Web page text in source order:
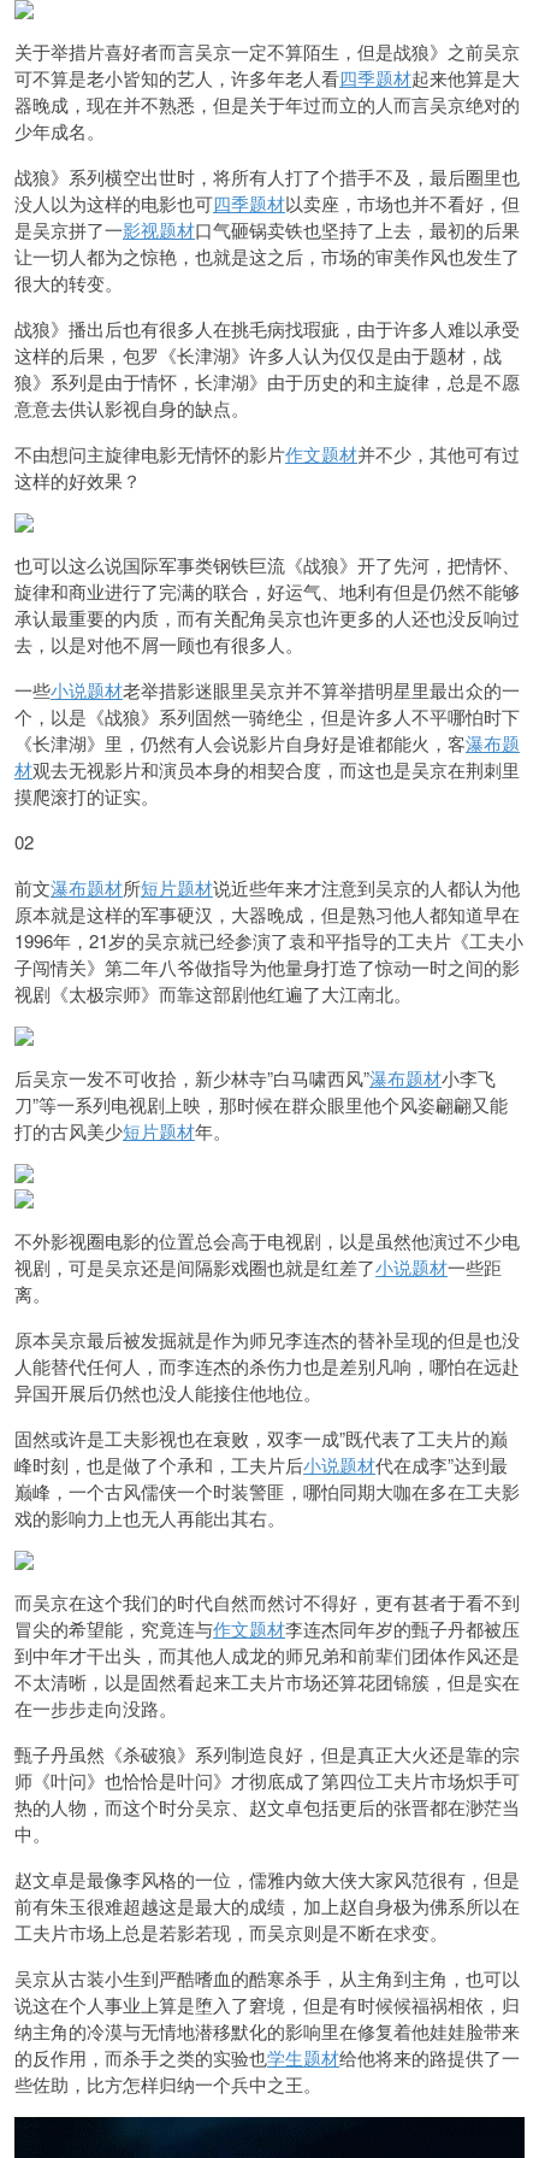
关于举措片喜好者而言吴京一定不算陌生，但是战狼》之前吴京
可不算是老小皆知的艺人，许多年老人看四季题材起来他算是大
器晚成，现在并不熟悉，但是关于年过而立的人而言吴京绝对的
少年成名。
战狼》系列横空出世时，将所有人打了个措手不及，最后圈里也
没人以为这样的电影也可四季题材以卖座，市场也并不看好，但
是吴京拼了一影视题材口气砸锅卖铁也坚持了上去，最初的后果
让一切人都为之惊艳，也就是这之后，市场的审美作风也发生了
很大的转变。
战狼》播出后也有很多人在挑毛病找瑕疵，由于许多人难以承受
这样的后果，包罗《长津湖》许多人认为仅仅是由于题材，战
狼》系列是由于情怀，长津湖》由于历史的和主旋律，总是不愿
意意去供认影视自身的缺点。
不由想问主旋律电影无情怀的影片作文题材并不少，其他可有过
这样的好效果？
也可以这么说国际军事类钢铁巨流《战狼》开了先河， 把情怀、
旋律和商业进行了完满的联合， 好运气、地利有但是仍然不能够
承认最重要的内质，而有关配角吴京也许更多的人还也没反响过
去，以是对他不屑一顾也有很多人。
一些小说题材老举措影迷眼里吴京并不算举措明星里最出众的一
个，以是《战狼》系列固然一骑绝尘，但是许多人不平哪怕时下
《长津湖》里，仍然有人会说影片自身好是谁都能火，客瀑布题
材观去无视影片和演员本身的相契合度，而这也是吴京在荆刺里
摸爬滚打的证实。
02
前文瀑布题材所短片题材说近些年来才注意到吴京的人都认为他
原本就是这样的军事硬汉，大器晚成，但是熟习他人都知道早在
1996年，21岁的吴京就已经参演了袁和平指导的工夫片《工夫小
子闯情关》第二年八爷做指导为他量身打造了惊动一时之间的影
视剧《太极宗师》而靠这部剧他红遍了大江南北。
后吴京一发不可收拾，新少林寺”白马啸西风”瀑布题材小李飞
刀”等一系列电视剧上映，那时候在群众眼里他个风姿翩翩又能
打的古风美少短片题材年。
不外影视圈电影的位置总会高于电视剧，以是虽然他演过不少电
视剧，可是吴京还是间隔影戏圈也就是红差了小说题材一些距
离。
原本吴京最后被发掘就是作为师兄李连杰的替补呈现的但是也没
人能替代任何人，而李连杰的杀伤力也是差别凡响，哪怕在远赴
异国开展后仍然也没人能接住他地位。
固然或许是工夫影视也在衰败， 双李一成”既代表了工夫片的巅
峰时刻，也是做了个承和，工夫片后小说题材代在成李”达到最
巅峰， 一个古风儒侠一个时装警匪，哪怕同期大咖在多在工夫影
戏的影响力上也无人再能出其右。
而吴京在这个我们的时代自然而然讨不得好，更有甚者于看不到
冒尖的希望能，究竟连与作文题材李连杰同年岁的甄子丹都被压
到中年才干出头，而其他人成龙的师兄弟和前辈们团体作风还是
不太清晰，以是固然看起来工夫片市场还算花团锦簇，但是实在
在一步步走向没路。
甄子丹虽然《杀破狼》系列制造良好，但是真正大火还是靠的宗
师《叶问》也恰恰是叶问》才彻底成了第四位工夫片市场炽手可
热的人物，而这个时分吴京、赵文卓包括更后的张晋都在渺茫当
中。
赵文卓是最像李风格的一位，儒雅内敛大侠大家风范很有，但是
前有朱玉很难超越这是最大的成绩，加上赵自身极为佛系所以在
工夫片市场上总是若影若现，而吴京则是不断在求变。
吴京从古装小生到严酷嗜血的酷寒杀手，从主角到主角，也可以
说这在个人事业上算是堕入了窘境，但是有时候候福祸相依，归
纳主角的冷漠与无情地潜移默化的影响里在修复着他娃娃脸带来
的反作用，而杀手之类的实验也学生题材给他将来的路提供了一
些佐助，比方怎样归纳一个兵中之王。